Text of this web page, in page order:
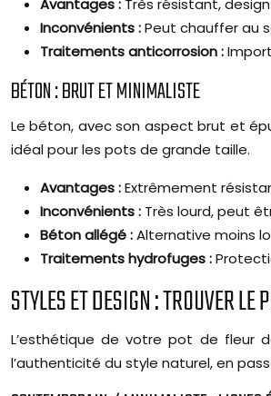
Avantages : Très résistant,
Inconvénients :Peut chauffer au
Traitements anticorrosion :
BÉTON : BRUT ET MINIMALISTE
Le béton, avec son aspect brut et
idéal pour les pots de grande taille.
Avantages :Extrêmement
Inconvénients : Très lourd, peut
Béton allégé :Alternative moins
Traitements hydrofuges :
STYLES ET DESIGN : TROUVER
L’esthétique de votre pot de fleur
l’authenticité du style naturel, en